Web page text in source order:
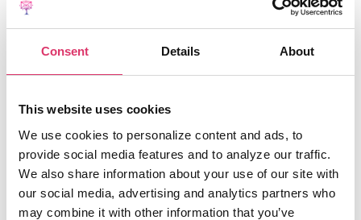
Consent Details About
This website uses cookies
We use cookies to personalize content and ads, to
provide social media features and to analyze our traffic.
We also share information about your use of our site with
our social media, advertising and analytics partners who
may combine it with other information that you’ve
Dog Chef Success Story
Customer Success Story: Dog Chef „The strength of
EmailTree in terms of AI is really this ultra-personalization
side when faced with questions